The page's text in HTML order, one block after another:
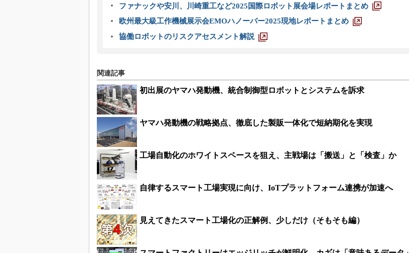
ファナックや安川、川崎重工など2025国際ロボット展会場レポートまとめ
欧州最大級工作機械展示会EMOハノーバー2025現地レポートまとめ
協働ロボットのリスクアセスメント解説
関連記事
初出展のヤマハ発動機、統合制御型ロボットとシステムを訴求
ヤマハ発動機の戦略拠点、徹底した製販一体化で短納期化を実現
工場自動化のホワイトスペースを狙え、主戦場は「搬送」と「検査」か
自律するスマート工場実現に向け、IoTプラットフォーム連携が加速へ
見えてきたスマート工場化の正解例、少しだけ（そもそも編）